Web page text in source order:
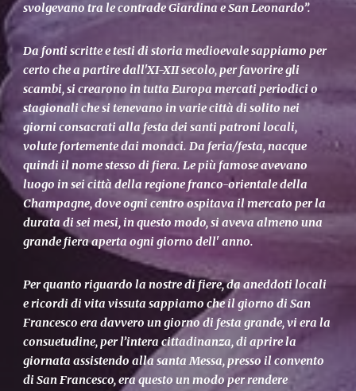
svolgevano tra le contrade Giardina e San Leonardo”.
Da fonti scritte e testi di storia medioevale sappiamo per
certo che a partire dall'XI-XII secolo, per favorire gli
scambi, si crearono in tutta Europa mercati periodici o
stagionali che si tenevano in varie città di solito nei
giorni consacrati alla festa dei santi patroni locali,
volute fortemente dai monaci. Da feria/festa, nacque
quindi il nome stesso di fiera. Le più famose avevano
luogo in sei città della regione franco-orientale della
Champagne, dove ogni centro ospitava il mercato per la
durata di sei mesi, in questo modo, si aveva almeno una
grande fiera aperta ogni giorno dell' anno.
Per quanto riguardo la nostre di fiere, da aneddoti locali
e ricordi di vita vissuta sappiamo che il giorno di San
Francesco era davvero un giorno di festa grande, vi era la
consuetudine, per l’intera cittadinanza, di aprire la
giornata assistendo alla santa Messa, presso il convento
di San Francesco, era questo un modo per rendere